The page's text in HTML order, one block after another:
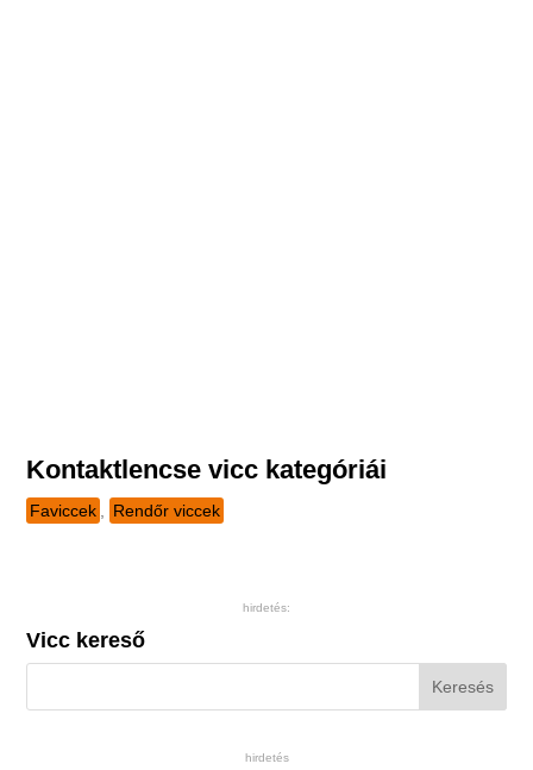
Kontaktlencse vicc kategóriái
Faviccek Rendőr viccek
hirdetés:
Vicc kereső
hirdetés